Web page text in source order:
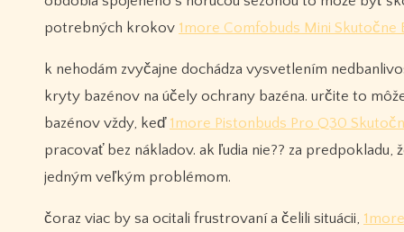
potrebných krokov 1more Comfobuds Mini Skutočne
k nehodám zvyčajne dochádza vysvetlením
kryty bazénov na účely ochrany bazéna. určite to
bazénov vždy, keď 1more Pistonbuds Pro Q30
pracovať bez nákladov. ak ľudia nie?? za
jedným veľkým problémom.
čoraz viac by sa ocitali frustrovaní a čelili situácii,